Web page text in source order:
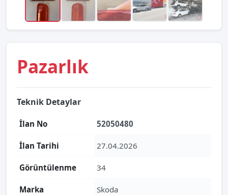
Pazarlık
Teknik Detaylar
İlan No 52050480
İlan Tarihi 27.04.2026
Görüntülenme 34
Marka Skoda